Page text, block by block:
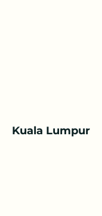
Kuala Lumpur